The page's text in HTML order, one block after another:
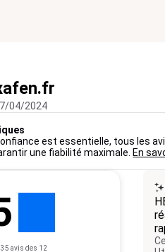
04/2024
est essentielle, tous les
une fiabilité maximale. En
avis des 12